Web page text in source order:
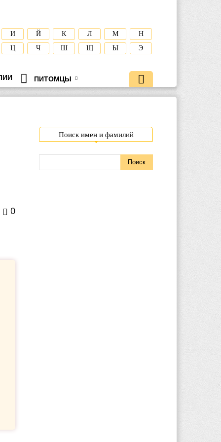
И Й К Л М
Н
Ц
Ч Ш Щ Ы Э
ПИТОМЦЫ
0
Поиск имен и фамилий